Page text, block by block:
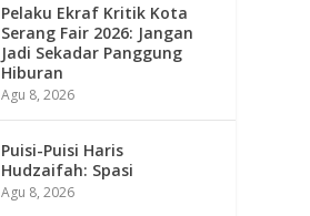
Pelaku Ekraf Kritik Kota
Serang Fair 2026: Jangan
Jadi Sekadar Panggung
Hiburan
Agu 8, 2026
Puisi-Puisi Haris
Hudzaifah: Spasi
Agu 8, 2026